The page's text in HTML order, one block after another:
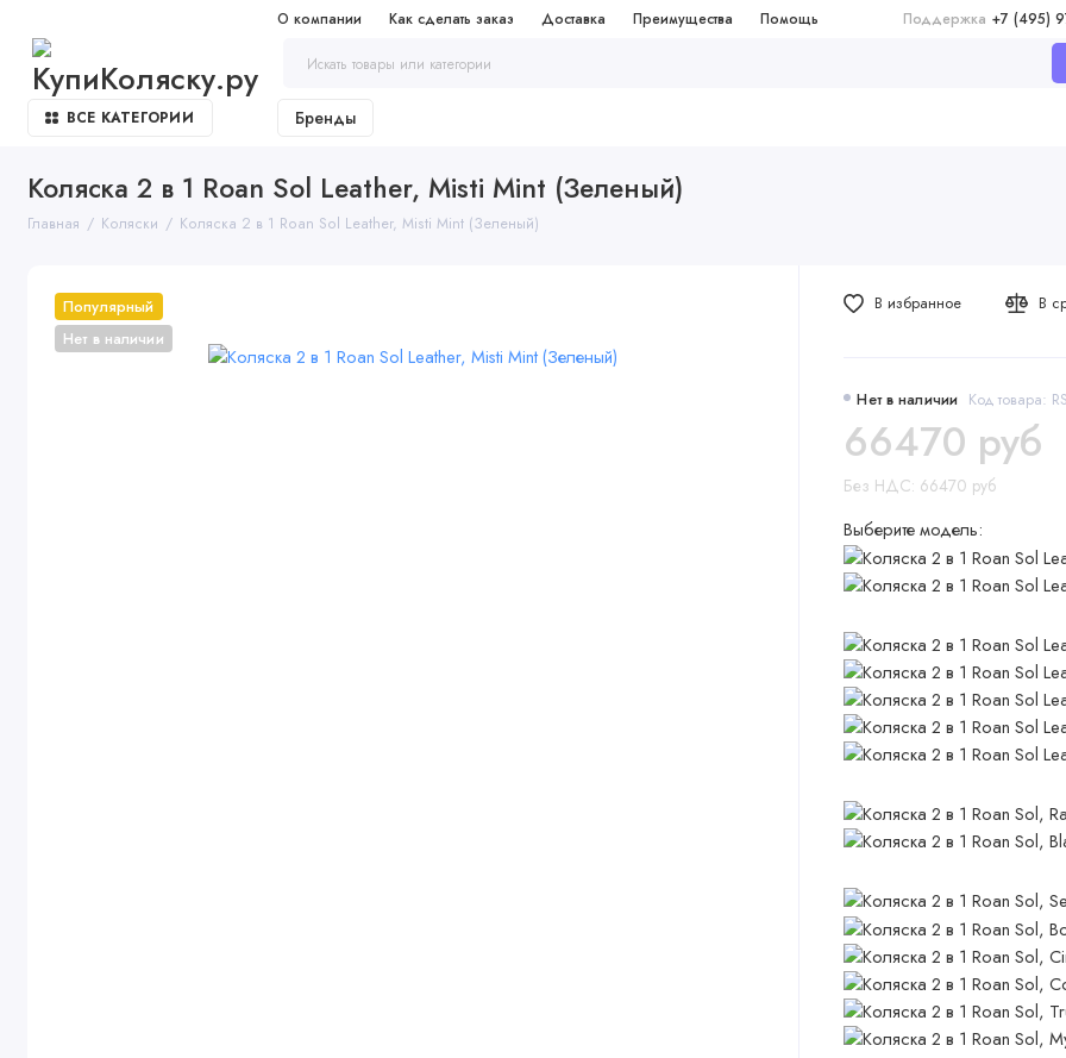
О компании Как сделать заказ Доставка Преимущества Помощь Поддержка +7 (495)
ВСЕ КАТЕГОРИИ Бренды
Коляска 2 в 1 Roan Sol Leather, Misti Mint (Зеленый)
Главная Коляски Коляска 2 в 1 Roan Sol Leather, Misti Mint (Зеленый)
Популярный
Нет в наличии
Нет в наличии Код товара:
66470 руб
Без НДС: 66470 руб
Выберите модель:
В избранное В